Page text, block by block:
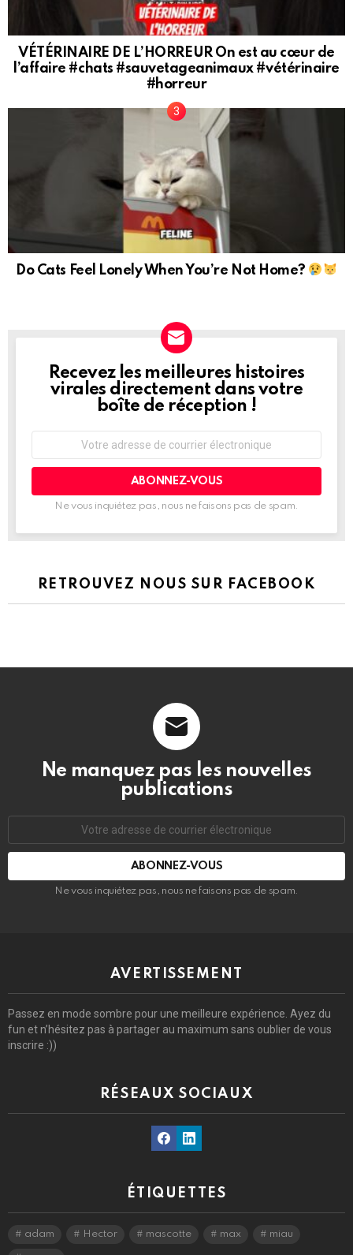
VÉTÉRINAIRE DE L’HORREUR On est au cœur de
l’affaire #chats #sauvetageanimaux #vétérinaire
#horreur
Do Cats Feel Lonely When You’re Not Home?
NEWSLETTER
Recevez les meilleures histoires
virales directement dans votre
boîte de réception !
courrier
Ne vous inquiétez pas, nous ne faisons pas de spam.
RETROUVEZ NOUS SUR FACEBOOK
Ne manquez pas les nouvelles
publications
courrier
Ne vous inquiétez pas, nous ne faisons pas de spam.
AVERTISSEMENT
Passez en mode sombre pour une meilleure expérience. Ayez du
fun et n’hésitez pas à partager au maximum sans oublier de vous
inscrire :))
RÉSEAUX SOCIAUX
FacebookLinkedin
ÉTIQUETTES
adam Hector mascotte max miau